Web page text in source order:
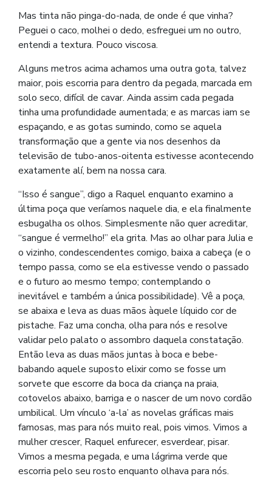
Mas tinta não pinga-do-nada, de onde é que vinha?
Peguei o caco, molhei o dedo, esfreguei um no outro,
entendi a textura. Pouco viscosa.
Alguns metros acima achamos uma outra gota, talvez
maior, pois escorria para dentro da pegada, marcada em
solo seco, difícil de cavar. Ainda assim cada pegada
tinha uma profundidade aumentada; e as marcas iam se
espaçando, e as gotas sumindo, como se aquela
transformação que a gente via nos desenhos da
televisão de tubo-anos-oitenta estivesse acontecendo
exatamente alí, bem na nossa cara.
“Isso é sangue”, digo a Raquel enquanto examino a
última poça que veríamos naquele dia, e ela finalmente
esbugalha os olhos. Simplesmente não quer acreditar,
“sangue é vermelho!” ela grita. Mas ao olhar para Julia e
o vizinho, condescendentes comigo, baixa a cabeça (e o
tempo passa, como se ela estivesse vendo o passado
e o futuro ao mesmo tempo; contemplando o
inevitável e também a única possibilidade). Vê a poça,
se abaixa e leva as duas mãos àquele líquido cor de
pistache. Faz uma concha, olha para nós e resolve
validar pelo palato o assombro daquela constatação.
Então leva as duas mãos juntas à boca e bebe-
babando aquele suposto elixir como se fosse um
sorvete que escorre da boca da criança na praia,
cotovelos abaixo, barriga e o nascer de um novo cordão
umbilical. Um vínculo ‘a-la’ as novelas gráficas mais
famosas, mas para nós muito real, pois vimos. Vimos a
mulher crescer, Raquel enfurecer, esverdear, pisar.
Vimos a mesma pegada, e uma lágrima verde que
escorria pelo seu rosto enquanto olhava para nós.